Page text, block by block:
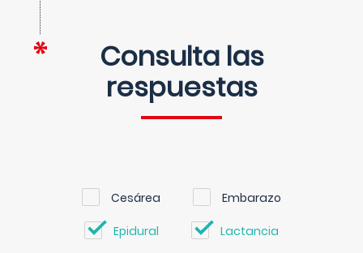
Consulta las
respuestas
Cesárea Embarazo
Epidural Lactancia